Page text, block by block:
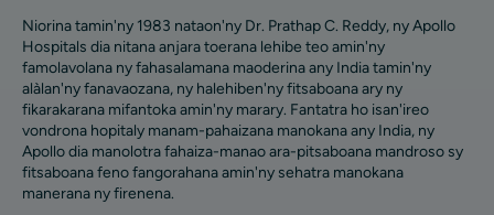
Niorina tamin'ny 1983 nataon'ny Dr. Prathap C. Reddy, ny Apollo
Hospitals dia nitana anjara toerana lehibe teo amin'ny
famolavolana ny fahasalamana maoderina any India tamin'ny
alàlan'ny fanavaozana, ny halehiben'ny fitsaboana ary ny
fikarakarana mifantoka amin'ny marary. Fantatra ho isan'ireo
vondrona hopitaly manam-pahaizana manokana any India, ny
Apollo dia manolotra fahaiza-manao ara-pitsaboana mandroso sy
fitsaboana feno fangorahana amin'ny sehatra manokana
manerana ny firenena.